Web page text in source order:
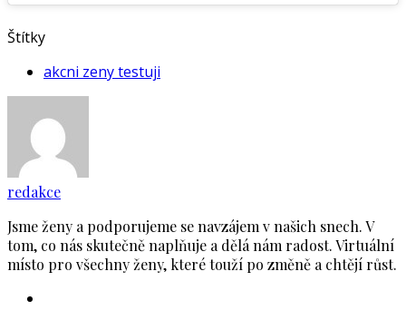
Štítky
akcni zeny testuji
redakce
Jsme ženy a podporujeme se navzájem v našich snech. V
tom, co nás skutečně naplňuje a dělá nám radost. Virtuální
místo pro všechny ženy, které touží po změně a chtějí růst.